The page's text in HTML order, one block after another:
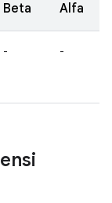
Beta
Alfa
- -